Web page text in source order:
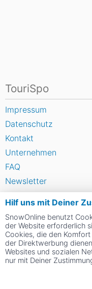
Hilf uns mit Deiner
SnowOnline benutzt
der Website erforderlich
Cookies, die den
der Direktwerbung
Websites und sozialen
nur mit Deiner
TouriSpo
Impressum
Datenschutz
Kontakt
Unternehmen
FAQ
Newsletter
Widget
Skigebiet bewerten
Social Web